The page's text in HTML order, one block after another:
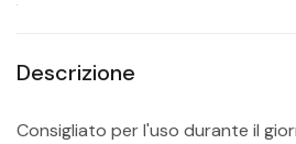
Descrizione
Consigliato per l'uso durante il